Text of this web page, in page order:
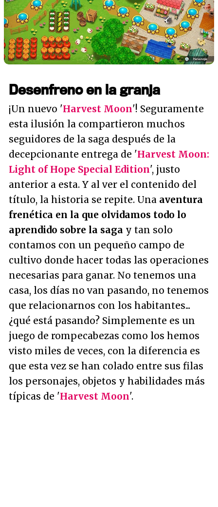
Desenfreno en la granja
¡Un nuevo 'Harvest Moon'! Seguramente
esta ilusión la compartieron muchos
seguidores de la saga después de la
decepcionante entrega de 'Harvest Moon:
Light of Hope Special Edition', justo
anterior a esta. Y al ver el contenido del
título, la historia se repite. Una aventura
frenética en la que olvidamos todo lo
aprendido sobre la saga y tan solo
contamos con un pequeño campo de
cultivo donde hacer todas las operaciones
necesarias para ganar. No tenemos una
casa, los días no van pasando, no tenemos
que relacionarnos con los habitantes...
¿qué está pasando? Simplemente es un
juego de rompecabezas como los hemos
visto miles de veces, con la diferencia es
que esta vez se han colado entre sus filas
los personajes, objetos y habilidades más
típicas de 'Harvest Moon'.